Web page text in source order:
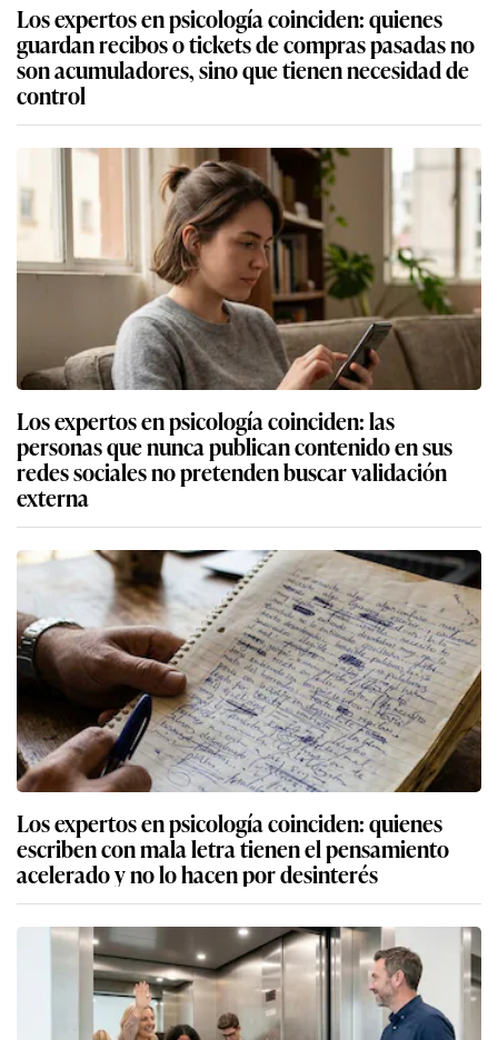
Los expertos en psicología coinciden: quienes
guardan recibos o tickets de compras pasadas no
son acumuladores, sino que tienen necesidad de
control
Los expertos en psicología coinciden: las
personas que nunca publican contenido en sus
redes sociales no pretenden buscar validación
externa
Los expertos en psicología coinciden: quienes
escriben con mala letra tienen el pensamiento
acelerado y no lo hacen por desinterés